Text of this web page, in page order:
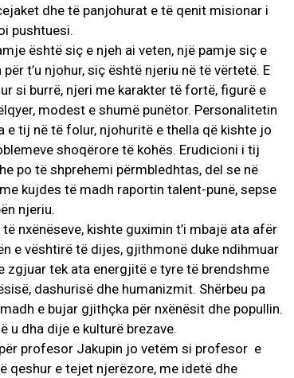
dhe të panjohurat e të qenit misionar i
pushtuesi.
është siç e njeh ai veten, një pamje siç e
t’u njohur, siç është njeriu në të vërtetë. E
si burrë, njeri me karakter të fortë, figurë e
modest e shumë punëtor. Personalitetin
e tij në të folur, njohuritë e thella që kishte jo
shoqërore të kohës. Erudicioni i tij
po të shprehemi përmbledhtas, del se në
kujdes të madh raportin talent-punë, sepse
njeriu.
nxënëseve, kishte guximin t’i mbajë ata afër
e vështirë të dijes, gjithmonë duke ndihmuar
zgjuar tek ata energjitë e tyre të brendshme
dashurisë dhe humanizmit. Shërbeu pa
e bujar gjithçka për nxënësit dhe popullin.
u dha dije e kulturë brezave.
profesor Jakupin jo vetëm si profesor e
qeshur e tejet njerëzore, me idetë dhe